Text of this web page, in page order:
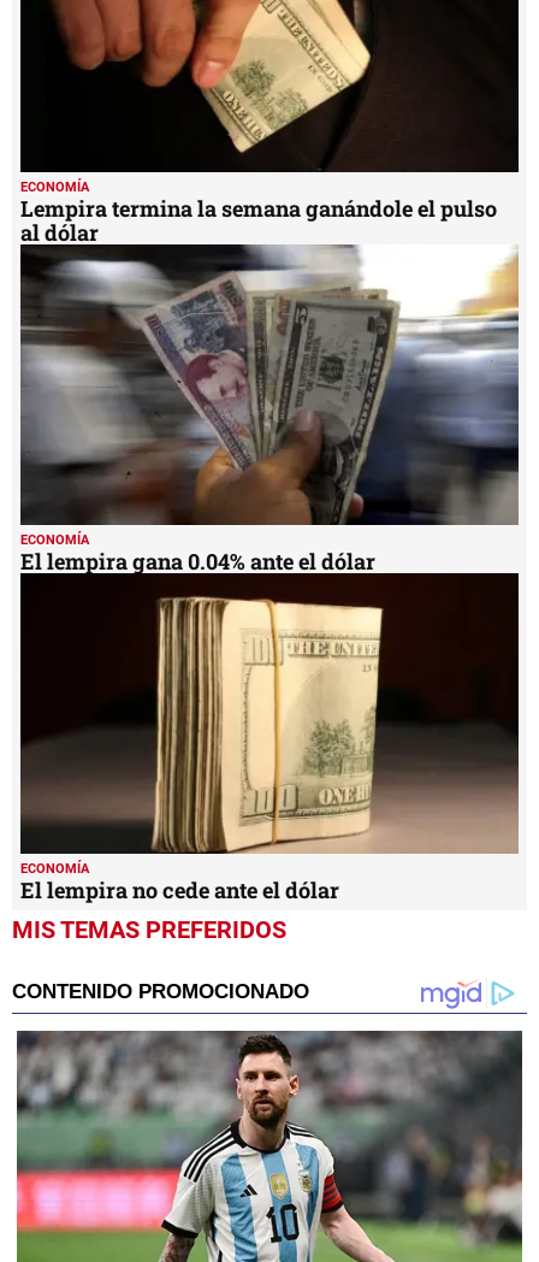
ECONOMÍA
Lempira termina la semana ganándole el pulso
al dólar
ECONOMÍA
El lempira gana 0.04% ante el dólar
ECONOMÍA
El lempira no cede ante el dólar
MIS TEMAS PREFERIDOS